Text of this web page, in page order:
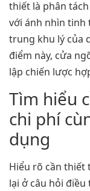
thiết là phân
với ánh nhìn tinh
trung khu lý của
điểm này, cửa
lập chiến lược
Tìm hiểu
chi phí
dụng
Hiểu rõ cần thiết
lại ở câu hỏi